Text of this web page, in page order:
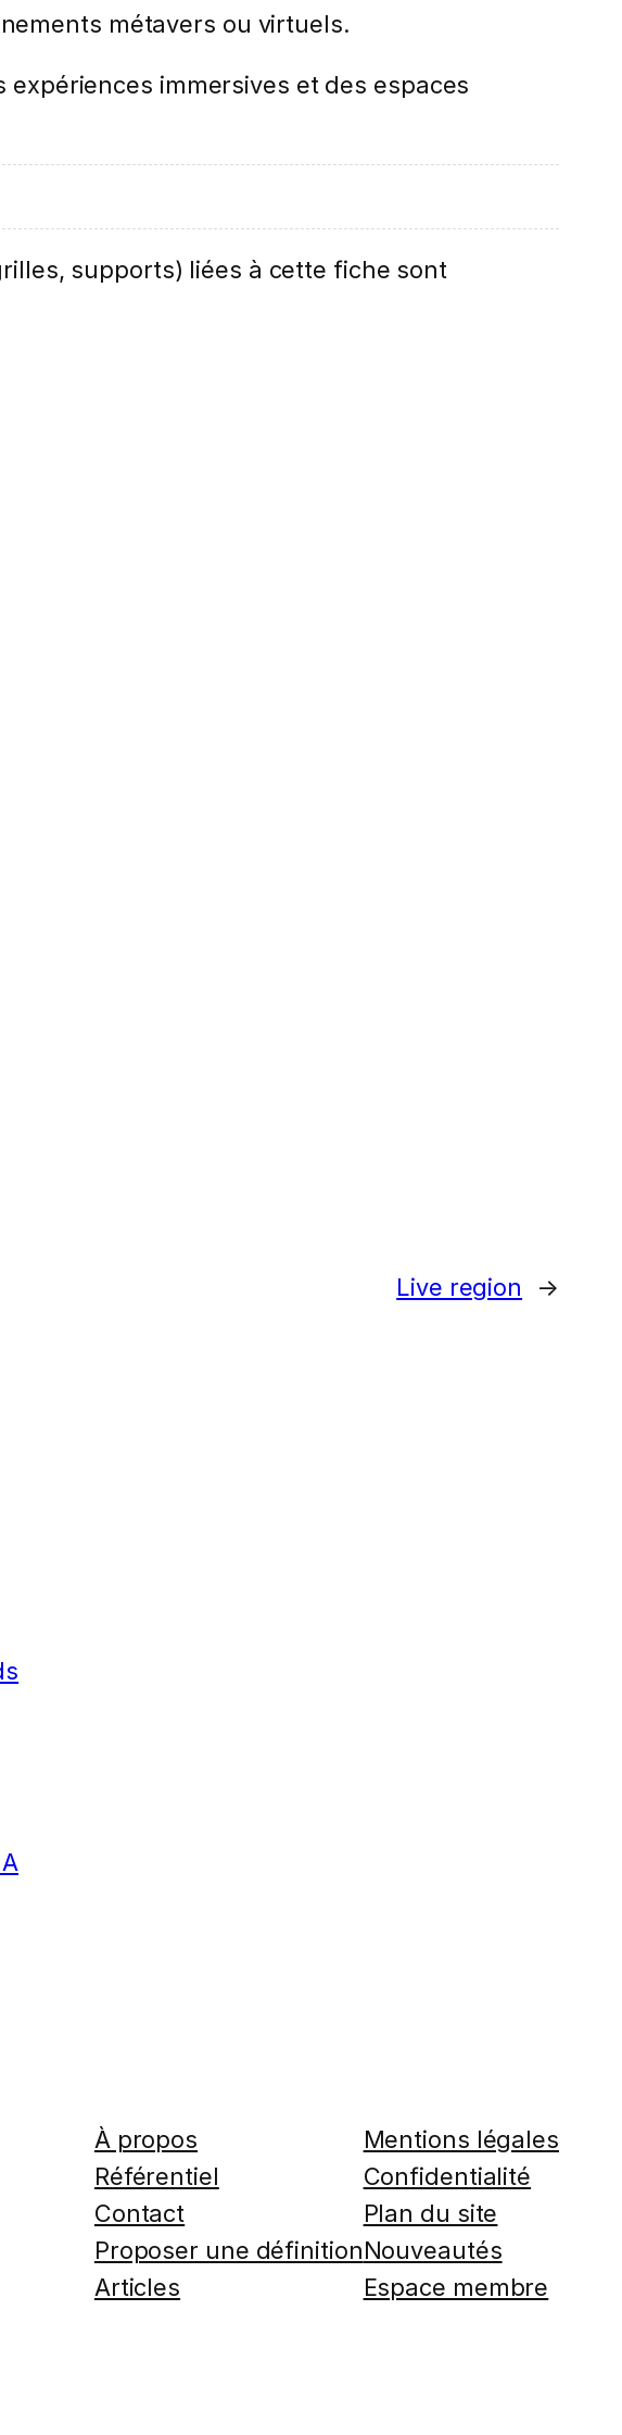
métavers ou virtuels.
immersives et des espaces
supports) liées à cette fiche sont
Live region →
À propos
Référentiel
Contact
Proposer une définition
Articles
Mentions légales
Confidentialité
Plan du site
Nouveautés
Espace membre